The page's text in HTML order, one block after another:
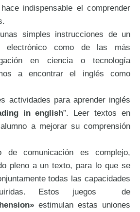
indispensable el comprender
simples instrucciones de un
electrónico como de las más
en ciencia o tecnología
a encontrar el inglés como
actividades para aprender inglés
in english”. Leer textos en
a mejorar su comprensión
comunicación es complejo,
pleno a un texto, para lo que se
todas las capacidades
Estos juegos de
estimulan estas uniones